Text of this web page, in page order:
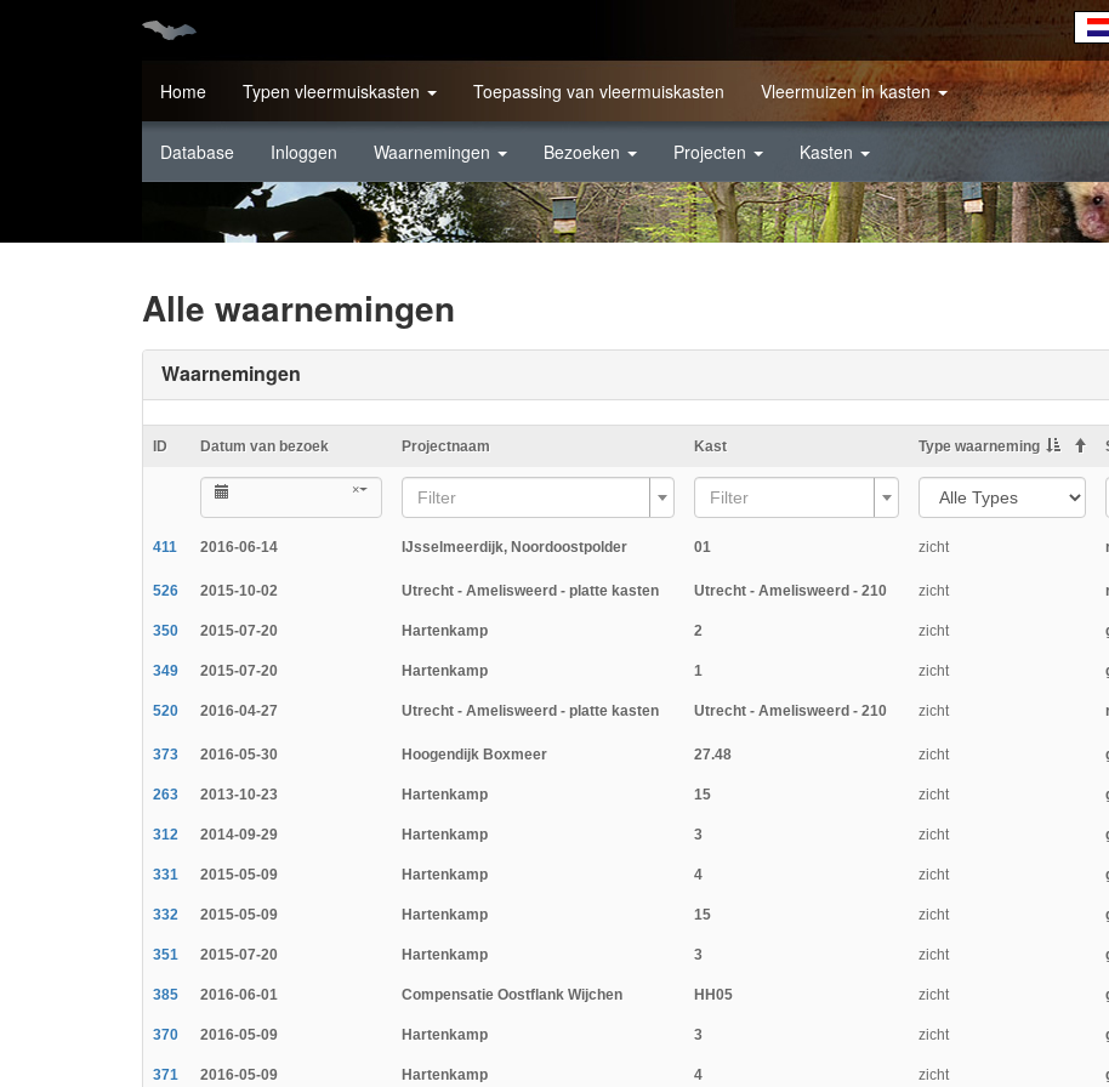
Home Typen vleermuiskasten Toepassing van vleermuiskasten Vleermuizen in kasten
Database Inloggen Waarnemingen Bezoeken Projecten Kasten
Alle waarnemingen
Waarnemingen
ID Datum van bezoek Projectnaam Kast Type waarneming
× Filter Filter
411 2016-06-14 IJsselmeerdijk, Noordoostpolder 01 zicht
526 2015-10-02 Utrecht - Amelisweerd - platte kasten Utrecht - Amelisweerd - 210 zicht
350 2015-07-20 Hartenkamp 2 zicht
349 2015-07-20 Hartenkamp 1 zicht
520 2016-04-27 Utrecht - Amelisweerd - platte kasten Utrecht - Amelisweerd - 210 zicht
373 2016-05-30 Hoogendijk Boxmeer 27.48 zicht
263 2013-10-23 Hartenkamp 15 zicht
312 2014-09-29 Hartenkamp 3 zicht
331 2015-05-09 Hartenkamp 4 zicht
332 2015-05-09 Hartenkamp 15 zicht
351 2015-07-20 Hartenkamp 3 zicht
385 2016-06-01 Compensatie Oostflank Wijchen HH05 zicht
370 2016-05-09 Hartenkamp 3 zicht
371 2016-05-09 Hartenkamp 4 zicht